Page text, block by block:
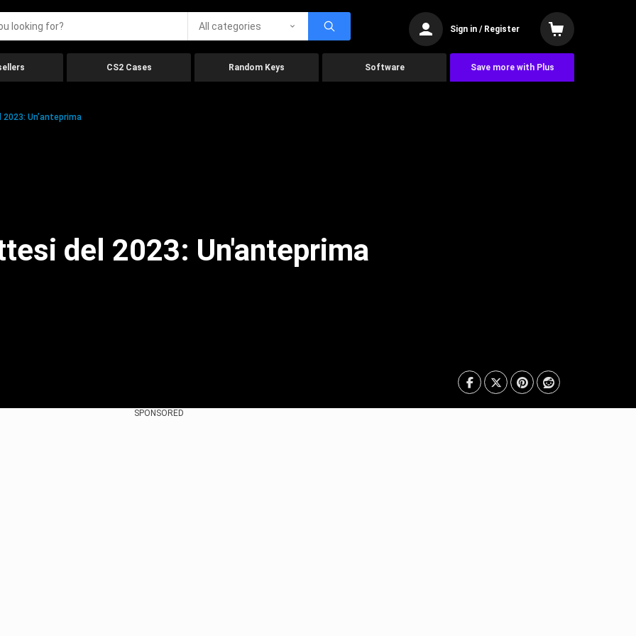
All categories Sign in / Register
CS2 Cases Random Keys Software Save more with Plus
Un’anteprima
del 2023: Un'anteprima
SPONSORED